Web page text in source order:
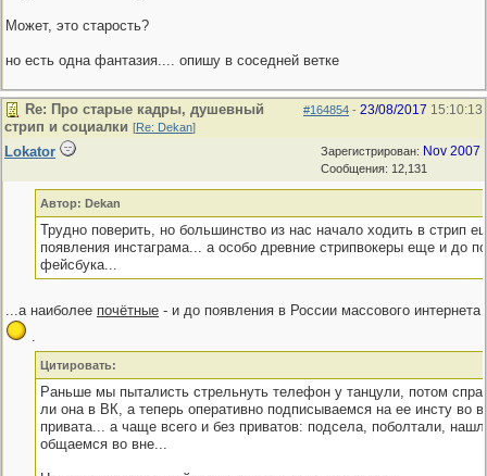
Может, это старость?
но есть одна фантазия.... опишу в соседней ветке
#164854 - 23/08/2017 15:10:13
Re: Про старые кадры, душевный
стрип и социалки [Re: Dekan]
Зарегистрирован: Nov 2007
Сообщения: 12,131
Lokator
Автор: Dekan
Трудно поверить, но большинство из нас начало ходить в стрип
появления инстаграма... а особо древние стрипвокеры еще и до
фейсбука...
...а наиболее почётные - и до появления в России массового интернета
.
Цитировать:
Раньше мы пыталисть стрельнуть телефон у танцули, потом
ли она в ВК, а теперь оперативно подписываемся на ее инсту во
привата... а чаще всего и без приватов: подсела, поболтали,
общаемся во вне...